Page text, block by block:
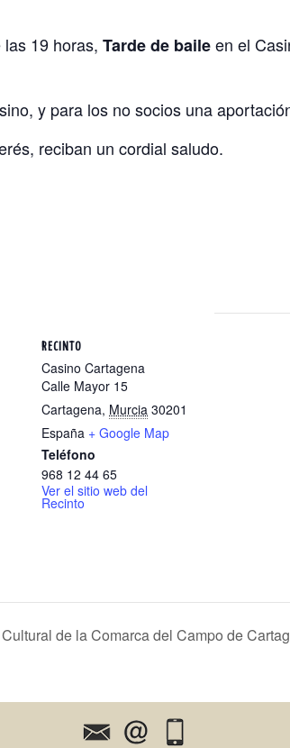
19 horas, Tarde de baileen el
y para los no socios una
reciban un cordial saludo.
RECINTO
Casino Cartagena
Calle Mayor 15
Cartagena, Murcia 30201
España + Google Map
Teléfono
968 12 44 65
Ver el sitio web del
Recinto
de la Comarca del Campo de